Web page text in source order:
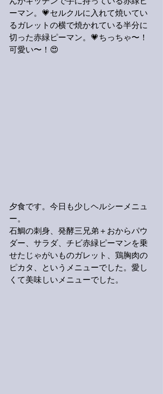
ーマン。💗セルクルに入れて焼いてい
るガレットの横で焼かれている半分に
切った赤緑ピーマン。💗ちっちゃ〜！
可愛い〜！😍
夕食です。今日も少しヘルシーメニュ
ー。
石鯛の刺身、発酵三兄弟＋おからパウ
ダー、サラダ、チビ赤緑ピーマンを乗
せたじゃがいものガレット、鶏胸肉の
ピカタ、というメニューでした。愛し
くて美味しいメニューでした。